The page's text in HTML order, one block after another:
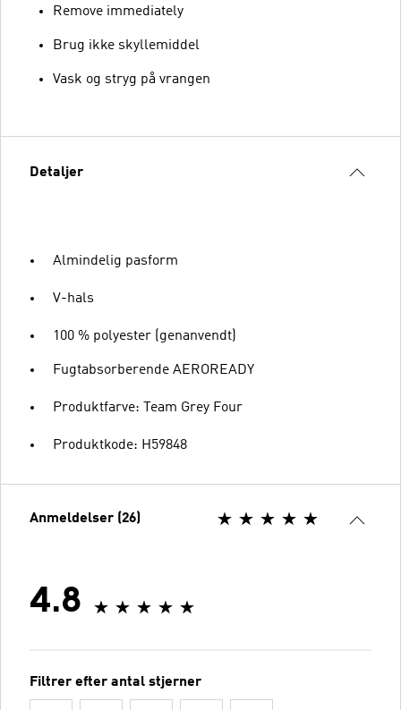
Remove immediately
Brug ikke skyllemiddel
Vask og stryg på vrangen
Detaljer
Almindelig pasform
V-hals
100 % polyester (genanvendt)
Fugtabsorberende AEROREADY
Produktfarve: Team Grey Four
Produktkode: H59848
Anmeldelser (26)
4.8
Filtrer efter antal stjerner